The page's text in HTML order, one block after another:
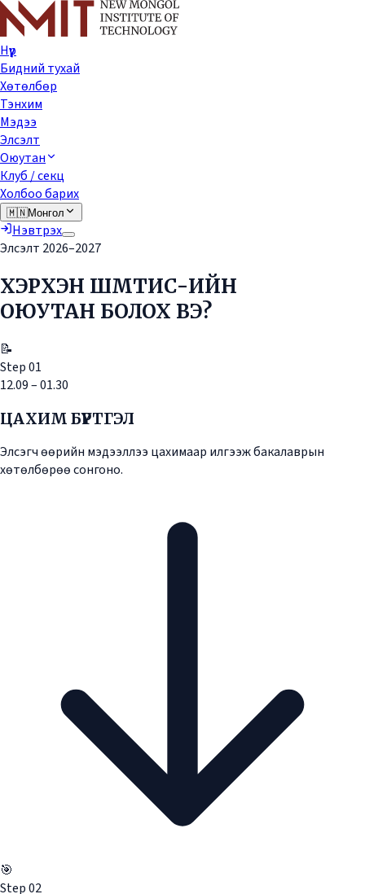
Нүүр
Бидний тухай
Хөтөлбөр
Тэнхим
Мэдээ
Элсэлт
Оюутан
Клуб / секц
Холбоо барих
🇲🇳Монгол
Нэвтрэх
Элсэлт 2026–2027
ХЭРХЭН ШМТИС-ИЙН
ОЮУТАН БОЛОХ ВЭ?
📝
Step01
12.09 – 01.30
ЦАХИМ БҮРТГЭЛ
Элсэгч өөрийн мэдээллээ цахимаар илгээж бакалаврын
хөтөлбөрөө сонгоно.
🎯
Step02